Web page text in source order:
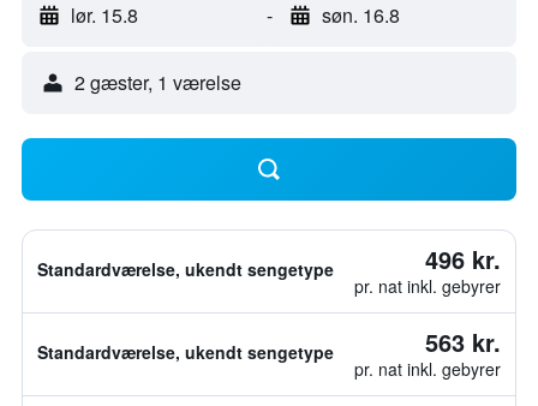
lør. 15.8 - søn. 16.8
2 gæster, 1 værelse
Standardværelse, ukendt sengetype 496 kr.
pr. nat inkl. gebyrer
Standardværelse, ukendt sengetype 563 kr.
pr. nat inkl. gebyrer